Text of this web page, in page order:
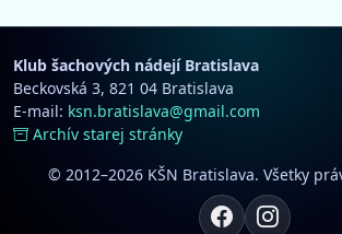
Klub šachových nádejí Bratislava
Beckovská 3, 821 04 Bratislava
E-mail: ksn.bratislava@gmail.com
Archív starej stránky
© 2012–2026 KŠN Bratislava. Všetky